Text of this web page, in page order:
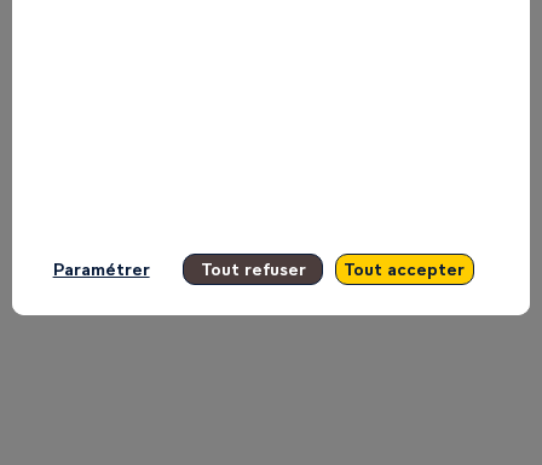
and
Carole
Paramétrer Tout refuser Tout accepter